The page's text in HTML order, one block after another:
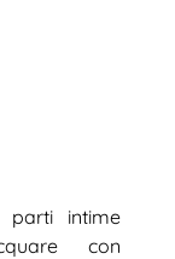
parti intime
con